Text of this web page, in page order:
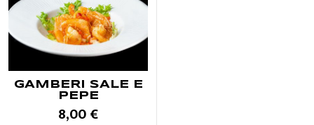
GAMBERI SALE E
PEPE
8,00 €